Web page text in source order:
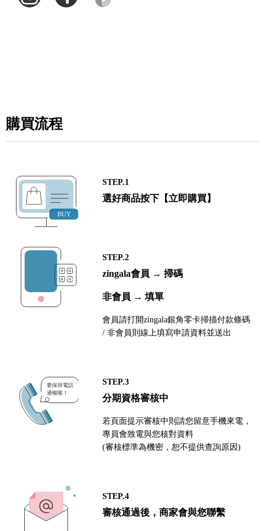
購買流程
STEP.1
選好商品按下【立即購買】
STEP.2
zingala會員 → 掃碼
非會員 → 填單
會員請打開zingala銀角零卡掃描付款條碼
/ 非會員則線上填寫申請資料並送出
STEP.3
分期資格審核中
若頁面提示審核中則請您留意手機來電，
專員會致電與您核對資料
(審核標準為機密，恕不提供查詢原因)
STEP.4
審核通過後，商家會與您聯繫